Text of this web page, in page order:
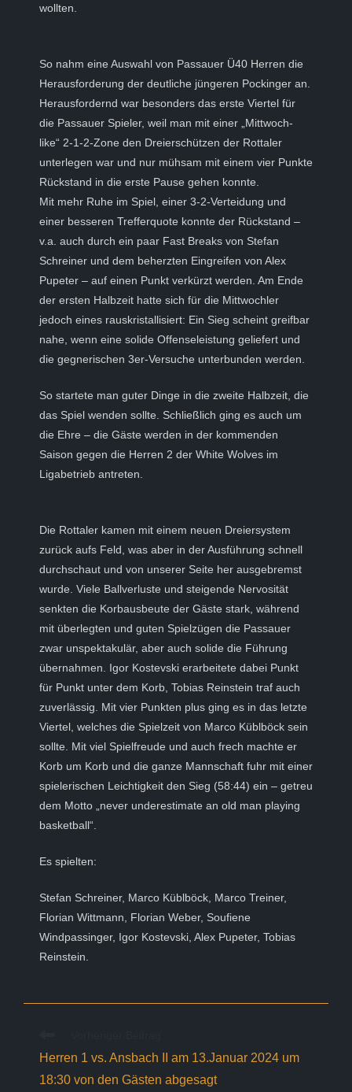
wollten.
So nahm eine Auswahl von Passauer Ü40 Herren die
Herausforderung der deutliche jüngeren Pockinger an.
Herausfordernd war besonders das erste Viertel für
die Passauer Spieler, weil man mit einer „Mittwoch-
like“ 2-1-2-Zone den Dreierschützen der Rottaler
unterlegen war und nur mühsam mit einem vier Punkte
Rückstand in die erste Pause gehen konnte.
Mit mehr Ruhe im Spiel, einer 3-2-Verteidung und
einer besseren Trefferquote konnte der Rückstand –
v.a. auch durch ein paar Fast Breaks von Stefan
Schreiner und dem beherzten Eingreifen von Alex
Pupeter – auf einen Punkt verkürzt werden. Am Ende
der ersten Halbzeit hatte sich für die Mittwochler
jedoch eines rauskristallisiert: Ein Sieg scheint greifbar
nahe, wenn eine solide Offenseleistung geliefert und
die gegnerischen 3er-Versuche unterbunden werden.
So startete man guter Dinge in die zweite Halbzeit, die
das Spiel wenden sollte. Schließlich ging es auch um
die Ehre – die Gäste werden in der kommenden
Saison gegen die Herren 2 der White Wolves im
Ligabetrieb antreten.
Die Rottaler kamen mit einem neuen Dreiersystem
zurück aufs Feld, was aber in der Ausführung schnell
durchschaut und von unserer Seite her ausgebremst
wurde. Viele Ballverluste und steigende Nervosität
senkten die Korbausbeute der Gäste stark, während
mit überlegten und guten Spielzügen die Passauer
zwar unspektakulär, aber auch solide die Führung
übernahmen. Igor Kostevski erarbeitete dabei Punkt
für Punkt unter dem Korb, Tobias Reinstein traf auch
zuverlässig. Mit vier Punkten plus ging es in das letzte
Viertel, welches die Spielzeit von Marco Küblböck sein
sollte. Mit viel Spielfreude und auch frech machte er
Korb um Korb und die ganze Mannschaft fuhr mit einer
spielerischen Leichtigkeit den Sieg (58:44) ein – getreu
dem Motto „never underestimate an old man playing
basketball“.
Es spielten:
Stefan Schreiner, Marco Küblböck, Marco Treiner,
Florian Wittmann, Florian Weber, Soufiene
Windpassinger, Igor Kostevski, Alex Pupeter, Tobias
Reinstein.
ansehen
Herren 1 vs. Ansbach II am 13.Januar 2024 um
18:30 von den Gästen abgesagt